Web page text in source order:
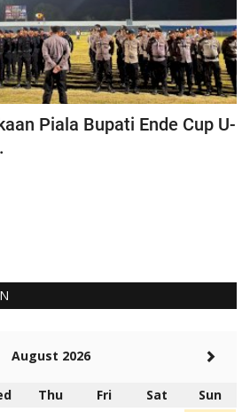
Piala Bupati Ende Cup U-
August 2026
Thu Fri Sat
Sun